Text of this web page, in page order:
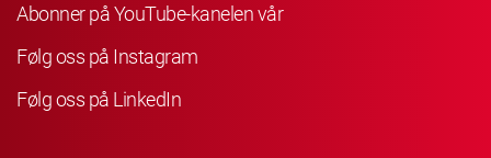
Abonner på YouTube-kanelen vår
Følg oss på Instagram
Følg oss på LinkedIn